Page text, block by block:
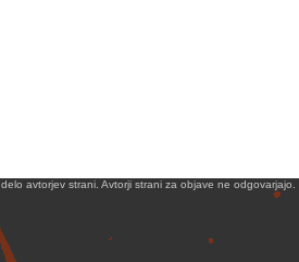
avtorjev strani. Avtorji strani za objave ne odgovarjajo.